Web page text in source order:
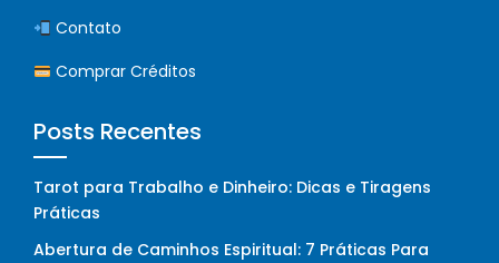
Contato
Comprar Créditos
Posts Recentes
Tarot para Trabalho e Dinheiro: Dicas e Tiragens
Práticas
Abertura de Caminhos Espiritual: 7 Práticas Para